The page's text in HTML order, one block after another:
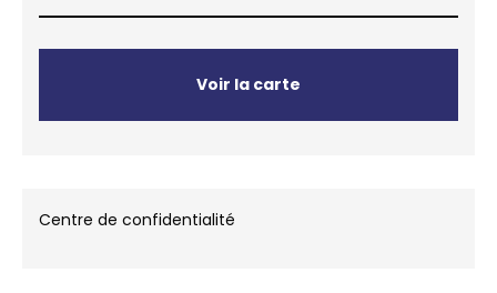
Voir la carte
Centre de confidentialité